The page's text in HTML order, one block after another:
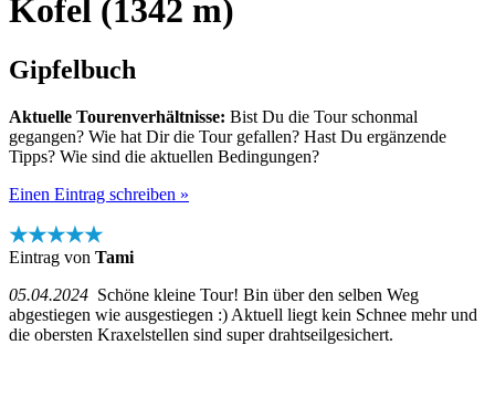
Kofel (1342 m)
Gipfelbuch
Aktuelle Tourenverhältnisse: Bist Du die Tour schonmal
gegangen? Wie hat Dir die Tour gefallen? Hast Du ergänzende
Tipps? Wie sind die aktuellen Bedingungen?
Einen Eintrag schreiben »
★★★★★
Eintrag von Tami
05.04.2024 Schöne kleine Tour! Bin über den selben Weg
abgestiegen wie ausgestiegen :) Aktuell liegt kein Schnee mehr und
die obersten Kraxelstellen sind super drahtseilgesichert.